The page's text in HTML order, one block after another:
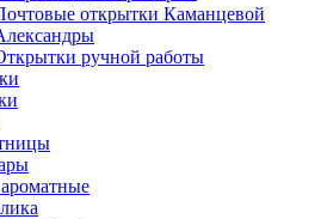
открытки Каманцевой
ручной работы